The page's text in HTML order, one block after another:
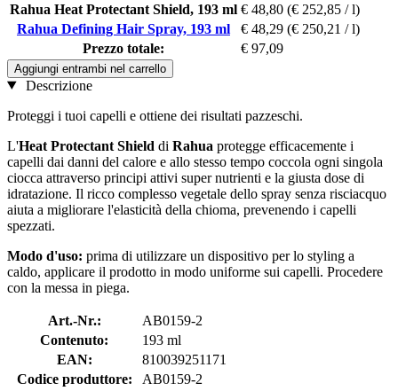
Rahua Heat Protectant Shield, 193 ml € 48,80 (€ 252,85 / l)
Rahua Defining Hair Spray, 193 ml
€ 48,29 (€ 250,21 / l)
Prezzo totale:
€ 97,09
Aggiungi entrambi nel carrello
Descrizione
Proteggi i tuoi capelli e ottiene dei risultati pazzeschi.
L'Heat Protectant Shield di Rahua protegge efficacemente i
capelli dai danni del calore e allo stesso tempo coccola ogni singola
ciocca attraverso principi attivi super nutrienti e la giusta dose di
idratazione. Il ricco complesso vegetale dello spray senza risciacquo
aiuta a migliorare l'elasticità della chioma, prevenendo i capelli
spezzati.
Modo d'uso: prima di utilizzare un dispositivo per lo styling a
caldo, applicare il prodotto in modo uniforme sui capelli. Procedere
con la messa in piega.
Art.-Nr.:
AB0159-2
Contenuto:
193 ml
EAN:
810039251171
Codice produttore:
AB0159-2